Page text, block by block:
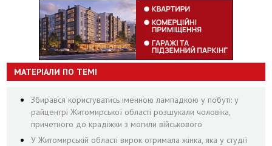
МАТЕРІАЛИ ПО ТЕМІ
Збирався користуватись іменною лампадкою у побуті: у
райцентрі Житомирської області розшукали чоловіка,
причетного до крадіжки з могили військового
У Житомирській області вирок отримала жінка, яка у студії